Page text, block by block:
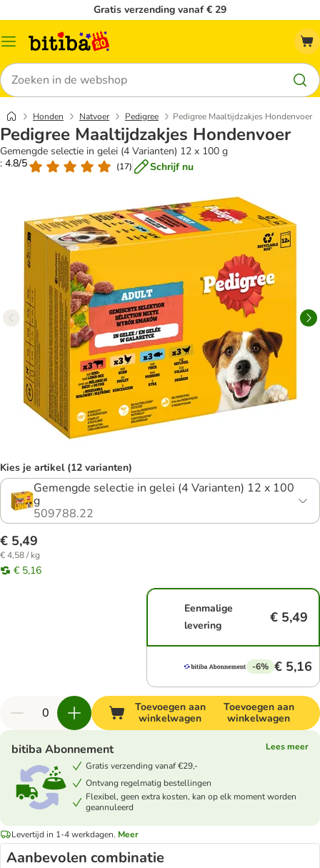
Gratis verzending vanaf € 29
Catalogusmenu
Zoeken
Honden Natvoer Pedigree Pedigree Maaltijdzakjes Hondenvoer
Pedigree Maaltijdzakjes Hondenvoer
Gemengde selectie in gelei (4 Varianten) 12 x 100 g
: 4.8/5
(17) Schrijf nu
Kies je artikel (12 varianten)
Gemengde selectie in gelei (4 Varianten) 12 x 100
g
509788.22
€ 5,49
€ 4,58 / kg
€ 5,16
Eenmalige
levering
€ 5,49
-6% € 5,16
Toevoegen aan
winkelwagen
Toevoegen aan
winkelwagen
bitiba Abonnement
Lees meer
Gratis verzending vanaf €29,-
Ontvang regelmatig bestellingen
Flexibel, geen extra kosten, kan op elk moment worden
geannuleerd
Levertijd in 1-4 werkdagen. Meer
Aanbevolen combinatie